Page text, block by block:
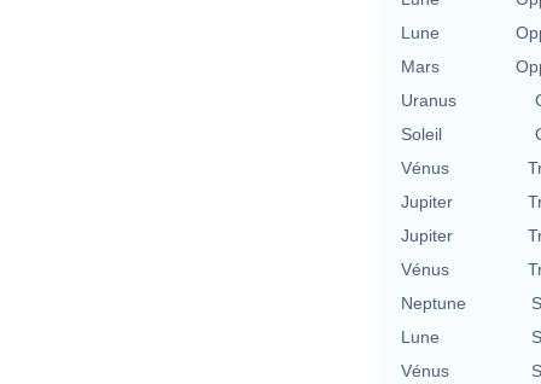
Lune
Mars
Uranus
Soleil
Vénus
Jupiter
Jupiter
Vénus
Neptune
Lune
Vénus